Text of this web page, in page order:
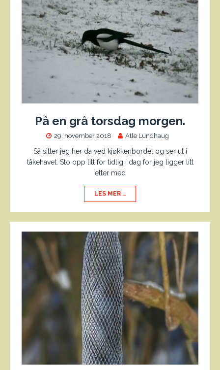
På en grå torsdag morgen.
29. november 2018 Atle Lundhaug
Så sitter jeg her da ved kjøkkenbordet og ser ut i
tåkehavet. Sto opp litt for tidlig i dag for jeg ligger litt
etter med
LES MER …